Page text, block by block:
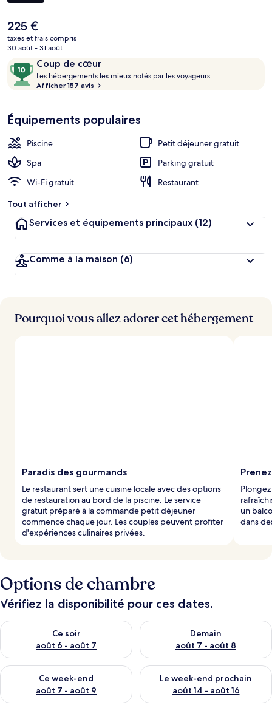
en ce qui concerne le personnel attentionné.
Le
prix
actuel
de
225 €.
225 €
taxes et frais compris
30 août - 31 août
Avis
voyageurs
Coup de cœur
10
sur
10,
cœur
Les hébergements les mieux notés par les voyageurs
b
e
r
n
i
e
e
v
s
Afficher 157 avis
Équipements populaires
Piscine
Petit déjeuner gratuit
Spa
Parking gratuit
Wi-Fi gratuit
Restaurant
Tout afficher
Services et équipements principaux (12)
Comme à la maison (6)
Pourquoi vous allez adorer cet hébergement
Paradis des gourmands
Le restaurant sert une cuisine locale avec des options
de restauration au bord de la piscine. Le service
gratuit préparé à la commande petit déjeuner
commence chaque jour. Les couples peuvent profiter
d'expériences culinaires privées.
un
dans
Options de chambre
Vérifiez la disponibilité pour ces dates.
Ce soir
août 6 - août 7
Vérifier la disponibilité pour ce soir août 6 - août 7
Demain
août 7 - août 8
Vérifier la disponibilité pour
Ce week-end
août 7 - août 9
Vérifier la disponibilité pour ce week-end août 7 - août 9
Le week-end prochain
août 14 - août 16
Vérifier la disponibilité pour